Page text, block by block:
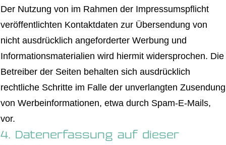
Der Nutzung von im Rahmen der Impressumspflicht
veröffentlichten Kontaktdaten zur Übersendung von
nicht ausdrücklich angeforderter Werbung und
Informationsmaterialien wird hiermit widersprochen. Die
Betreiber der Seiten behalten sich ausdrücklich
rechtliche Schritte im Falle der unverlangten Zusendung
von Werbeinformationen, etwa durch Spam-E-Mails,
vor.
4. Datenerfassung auf dieser